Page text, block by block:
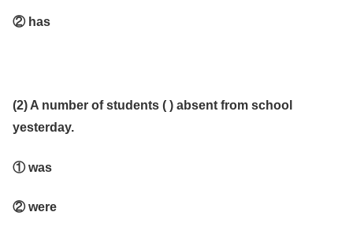
② has
(2) A number of students ( ) absent from school
yesterday.
① was
② were